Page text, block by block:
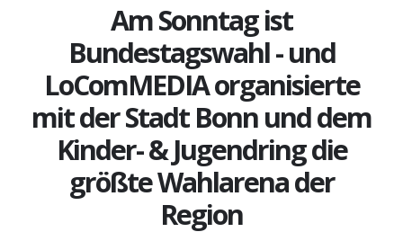
Am Sonntag ist
Bundestagswahl - und
LoComMEDIA organisierte
mit der Stadt Bonn und dem
Kinder- & Jugendring die
größte Wahlarena der
Region